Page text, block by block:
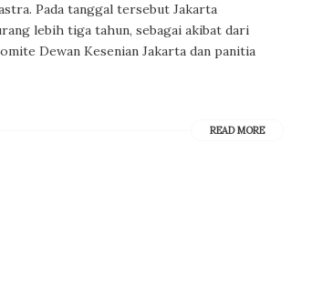
Pada tanggal tersebut Jakarta
lebih tiga tahun, sebagai akibat dari
Dewan Kesenian Jakarta dan panitia
READ MORE